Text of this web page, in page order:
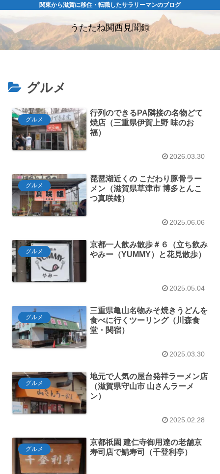
関東から滋賀に移住・転職したサラリーマンのブログ
うたたね関西見聞録
グルメ
グルメ
行列のできるPA隣接の名物どて
焼店（三重県伊賀上野 味のお
福）
2026.03.30
グルメ
琵琶湖近くの こだわり豚骨ラー
メン（滋賀県草津市 博多とんこ
つ真咲雄）
2025.06.06
グルメ
京都一人飲み散歩＃６（立ち飲み
やみー（YUMMY）と花見散歩）
2025.05.04
グルメ
三重県亀山名物みそ焼きうどんを
食べに行くツーリング（川森食
堂・関宿）
2025.03.30
グルメ
地元で人気の屋台発祥ラーメン店
（滋賀県守山市 山さんラーメ
ン）
2025.02.28
グルメ
京都祇園 建仁寺御用達の老舗京
寿司店で鯖寿司（千登利亭）